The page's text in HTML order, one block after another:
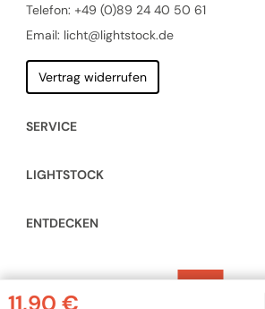
Rahmen
11,90 €
Telefon: +49 (0)89 24 40 50 61
Email: licht@lightstock.de
Vertrag widerrufen
SERVICE
LIGHTSTOCK
ENTDECKEN